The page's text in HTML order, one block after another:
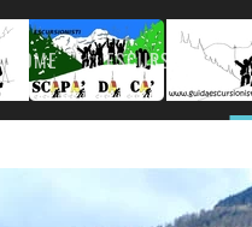
HOME ESCURSIONI